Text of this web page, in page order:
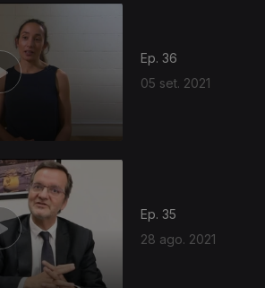
Ep. 36
05 set. 2021
Ep. 35
28 ago. 2021